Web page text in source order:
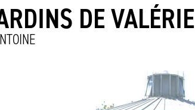
DE VALÉRIE